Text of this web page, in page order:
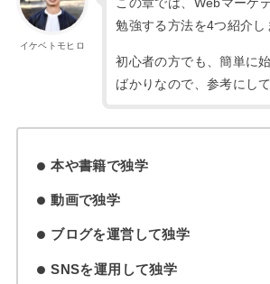
イケベトモヒロ
この章では、Webマーケ
勉強する方法を4つ紹介し
初心者の方でも、簡単に
ばかりなので、参考にし
本や書籍で独学
動画で独学
ブログを運営して独学
SNSを運用して独学